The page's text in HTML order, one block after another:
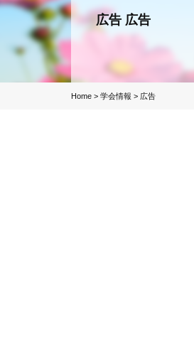
広告 広告
Home > 学会情報 > 広告